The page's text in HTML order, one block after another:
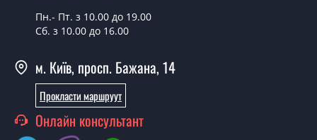
Яка вартість найдешевших вхідних
Від 5200 грн.
Потрібні двері вхідні економ класу,
що порадите?
Пн.- Пт. з 10.00 до 19.00
Сб. з 10.00 до 16.00
м. Київ, просп. Бажана, 14
Прокласти маршруут
Онлайн консультант